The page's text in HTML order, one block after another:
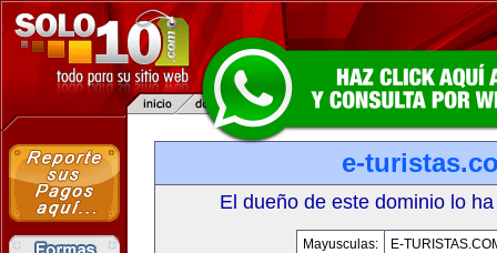
e-
El dueño de este dominio lo
Mayusculas:
E-